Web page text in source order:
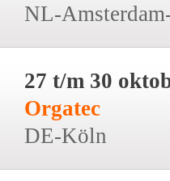
NL-
27 t/m 30
Orgatec
DE-Köln